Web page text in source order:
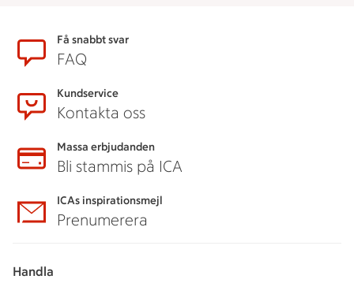
SidfotFå snabbt svar
FAQ
Kundservice
Kontakta oss
Massa erbjudanden
Bli stammis på ICA
ICAs inspirationsmejl
Prenumerera
Handla